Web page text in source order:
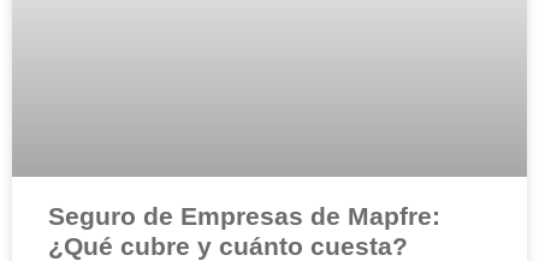
Seguro de Empresas de Mapfre:
¿Qué cubre y cuánto cuesta?